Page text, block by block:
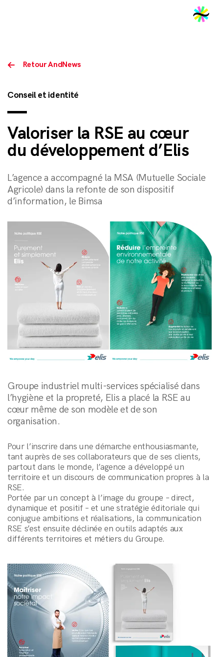
Retour AndNews
Conseil et identité
Valoriser la RSE au cœur
du développement d’Elis
L’agence a accompagné la MSA (Mutuelle Sociale
Agricole) dans la refonte de son dispositif
d’information, le Bimsa
Groupe industriel multi-services spécialisé dans
l’hygiène et la propreté, Elis a placé la RSE au
cœur même de son modèle et de son
organisation.
Pour l’inscrire dans une démarche enthousiasmante,
tant auprès de ses collaborateurs que de ses clients,
partout dans le monde, l’agence a développé un
territoire et un discours de communication propres à la
RSE.
Portée par un concept à l’image du groupe – direct,
dynamique et positif – et une stratégie éditoriale qui
conjugue ambitions et réalisations, la communication
RSE s’est ensuite déclinée en outils adaptés aux
différents territoires et métiers du Groupe.